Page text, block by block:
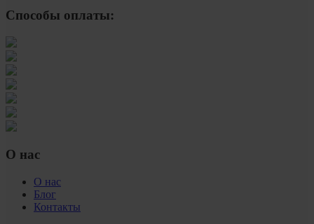
Способы оплаты:
О нас
О нас
Блог
Контакты